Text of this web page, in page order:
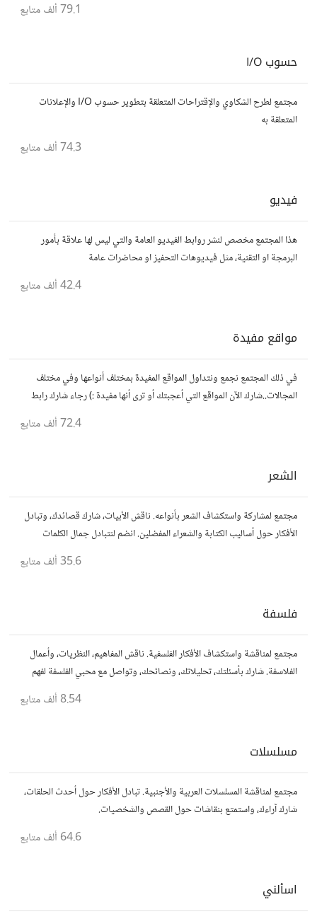
79.1 ألف متابع
حسوب I/O
مجتمع لطرح الشكاوي والإقتراحات المتعلقة بتطوير حسوب I/O والإعلانات
المتعلقة به
74.3 ألف متابع
فيديو
هذا المجتمع مخصص لنشر روابط الفيديو العامة والتي ليس لها علاقة بأمور
البرمجة او التقنية، مثل فيديوهات التحفيز او محاضرات عامة
42.4 ألف متابع
مواقع مفيدة
في ذلك المجتمع نجمع ونتداول المواقع المفيدة بمختلف أنواعها وفي مختلف
المجالات..شارك الآن المواقع التي أعجبتك أو ترى أنها مفيدة :) رجاء شارك رابط
72.4 ألف متابع
الشعر
مجتمع لمشاركة واستكشاف الشعر بأنواعه. ناقش الأبيات، شارك قصائدك، وتبادل
الأفكار حول أساليب الكتابة والشعراء المفضلين. انضم لنتبادل جمال الكلمات
35.6 ألف متابع
فلسفة
مجتمع لمناقشة واستكشاف الأفكار الفلسفية. ناقش المفاهيم، النظريات، وأعمال
الفلاسفة. شارك بأسئلتك، تحليلاتك، ونصائحك، وتواصل مع محبي الفلسفة لفهم
8.54 ألف متابع
مسلسلات
مجتمع لمناقشة المسلسلات العربية والأجنبية. تبادل الأفكار حول أحدث الحلقات،
شارك آراءك، واستمتع بنقاشات حول القصص والشخصيات.
64.6 ألف متابع
اسألني